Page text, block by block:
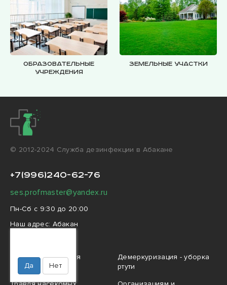
Образовательные
учреждения
Земельные участки
© 2012-2024 Cлужба дезинфекции в Абакане
+7(996)240-62-76
ses.profmaster@yandex.ru
Пн-Сб с 9:30 до 20:00
Наш адрес: Абакан
Да Нет
Профессиональная
дезинфекция
Демеркуризация - уборка
ртути